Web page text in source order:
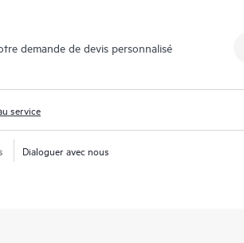
demande de devis personnalisé
service
Dialoguer avec nous